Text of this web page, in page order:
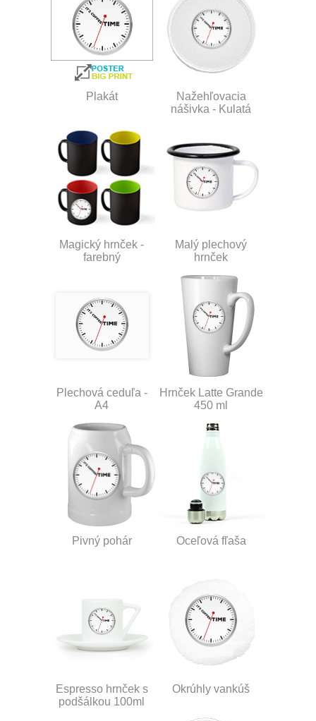
Plakát
Nažehľovacia
nášivka - Kulatá
Magický hrnček -
farebný
Malý plechový
hrnček
Plechová ceduľa -
A4
Hrnček Latte Grande
450 ml
Pivný pohár Oceľová fľaša
Espresso hrnček s
podšálkou 100ml
Okrúhly vankúš